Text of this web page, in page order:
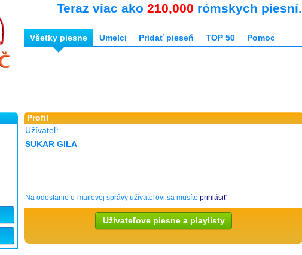
Teraz viac ako 210,000 rómskych piesní.
Všetky piesne Umelci Pridať pieseň TOP 50 Pomoc
Profil
Užívateľ:
SUKAR GILA
Na odoslanie e-mailovej správy užívateľovi sa musíte prihlásiť
Užívateľove piesne a playlisty